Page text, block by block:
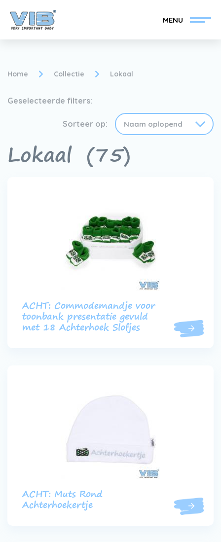
MENU
Home Collectie Lokaal
Geselecteerde filters:
Sorteer op:
Lokaal (75)
ACHT: Commodemandje voor
toonbank presentatie gevuld
met 18 Achterhoek Slofjes
ACHT: Muts Rond
Achterhoekertje